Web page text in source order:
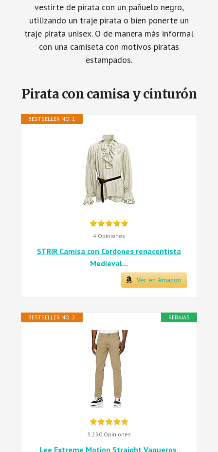
vestirte de pirata con un pañuelo negro,
utilizando un traje pirata o bien ponerte un
traje pirata unisex. O de manera más informal
con una camiseta con motivos piratas
estampados.
Pirata con camisa y cinturón
BESTSELLER NO. 1
4 Opiniones
STRIR Camisa con Cordones renacentista
Medieval...
Ver en Amazon
REBAJAS
BESTSELLER NO. 2
3.250 Opiniones
Lee Extreme Motion Straight Vaqueros,